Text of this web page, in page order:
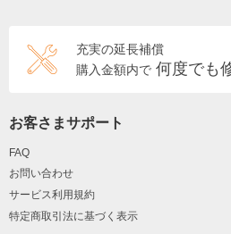
充実の延長補償
購入金額内で 何度でも
お客さまサポート
FAQ
お問い合わせ
サービス利用規約
特定商取引法に基づく表示